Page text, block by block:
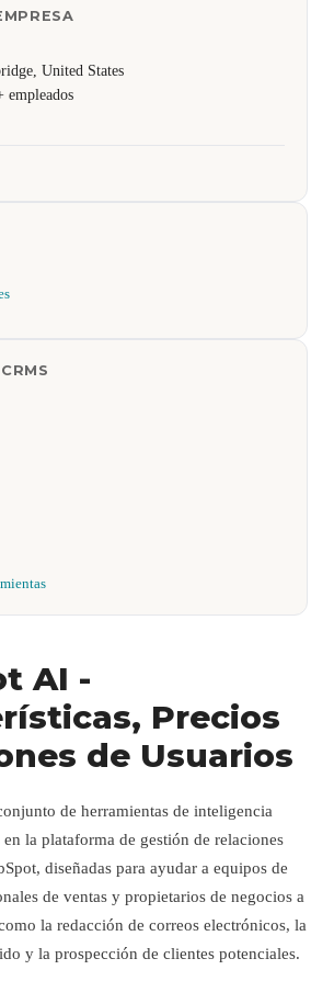
United States
empleados
AI -
Precios
de Usuarios
de herramientas de inteligencia
la plataforma de gestión de relaciones
diseñadas para ayudar a equipos de
de ventas y propietarios de negocios a
la redacción de correos electrónicos, la
y la prospección de clientes potenciales.